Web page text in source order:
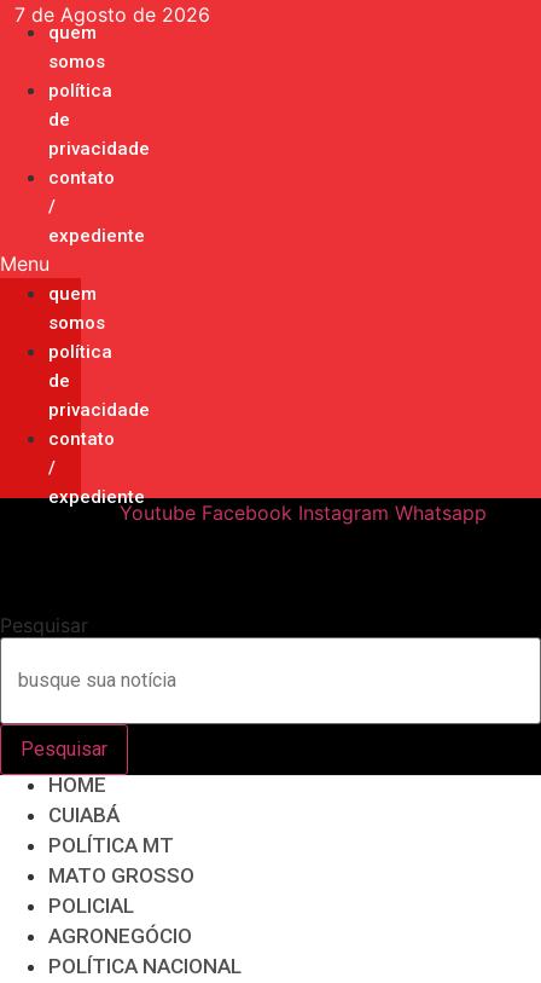
para
conteúdo
7 de Agosto de 2026
quem
somos
política
de
privacidade
contato
/
expediente
Menu
quem
somos
política
de
privacidade
contato
/
expediente
Youtube Facebook Instagram Whatsapp
Pesquisar
Pesquisar
HOME
CUIABÁ
POLÍTICA MT
MATO GROSSO
POLICIAL
AGRONEGÓCIO
POLÍTICA NACIONAL